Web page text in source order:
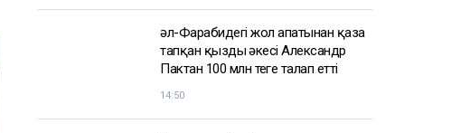
әл-Фарабидегі жол апатынан қаза
тапқан қыздың әкесі Александр
Пактан 100 млн теңге талап етті
14:50